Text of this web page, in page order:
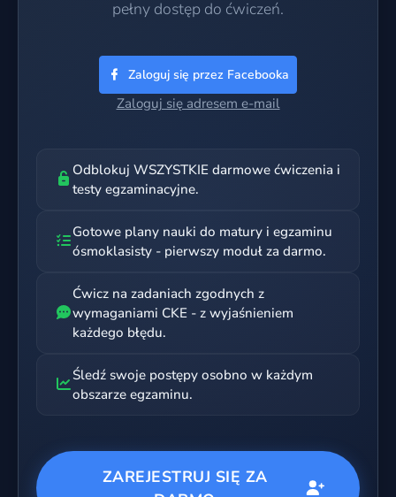
pełny dostęp do ćwiczeń.
Zaloguj się przez Facebooka
Zaloguj się adresem e-mail
Odblokuj WSZYSTKIE darmowe ćwiczenia i
testy egzaminacyjne.
Gotowe plany nauki do matury i egzaminu
ósmoklasisty - pierwszy moduł za darmo.
Ćwicz na zadaniach zgodnych z
wymaganiami CKE - z wyjaśnieniem
każdego błędu.
Śledź swoje postępy osobno w każdym
obszarze egzaminu.
ZAREJESTRUJ SIĘ ZA